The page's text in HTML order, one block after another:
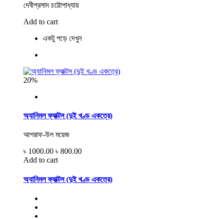
দেবীপ্রসাদ চট্টোপাধ্যায়
Add to cart
একটু পড়ে দেখুন
20%
অ্যানিমল ফ্যাক্টস (দুই খণ্ড একত্রে)
আশরাফ-উল ময়েজ
৳ 1000.00 ৳ 800.00
Add to cart
অ্যানিমল ফ্যাক্টস (দুই খণ্ড একত্রে)